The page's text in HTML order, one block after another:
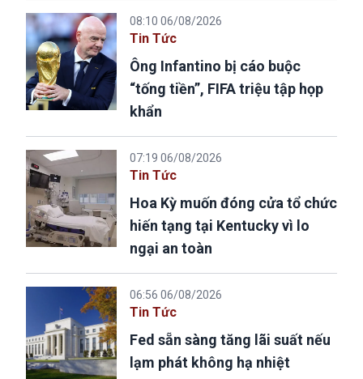
08:10 06/08/2026
Tin Tức
Ông Infantino bị cáo buộc
“tống tiền”, FIFA triệu tập họp
khẩn
07:19 06/08/2026
Tin Tức
Hoa Kỳ muốn đóng cửa tổ chức
hiến tạng tại Kentucky vì lo
ngại an toàn
06:56 06/08/2026
Tin Tức
Fed sẵn sàng tăng lãi suất nếu
lạm phát không hạ nhiệt